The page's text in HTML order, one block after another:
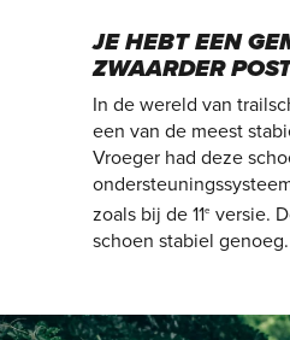
JE HEBT EEN
ZWAARDER
In de wereld van
een van de meest
Vroeger had deze
zoals bij de 11e versie.
schoen stabiel genoeg.